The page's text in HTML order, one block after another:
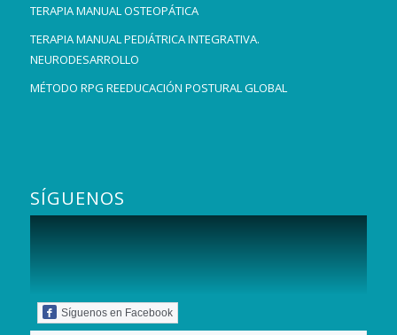
TERAPIA MANUAL OSTEOPÁTICA
TERAPIA MANUAL PEDIÁTRICA INTEGRATIVA.
NEURODESARROLLO
MÉTODO RPG REEDUCACIÓN POSTURAL GLOBAL
SÍGUENOS
Síguenos en Facebook